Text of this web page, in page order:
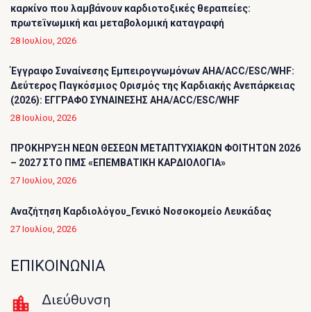
καρκίνο που λαμβάνουν καρδιοτοξικές θεραπείες:
πρωτεϊνωμική και μεταβολομική καταγραφή
28 Ιουλίου, 2026
Έγγραφο Συναίνεσης Εμπειρογνωμόνων AHA/ACC/ESC/WHF:
Δεύτερος Παγκόσμιος Ορισμός της Καρδιακής Ανεπάρκειας
(2026): ΕΓΓΡΑΦΟ ΣΥΝΑΙΝΕΣΗΣ AHA/ACC/ESC/WHF
28 Ιουλίου, 2026
ΠΡΟΚΗΡΥΞΗ ΝΕΩΝ ΘΕΣΕΩΝ ΜΕΤΑΠΤΥΧΙΑΚΩΝ ΦΟΙΤΗΤΩΝ 2026
– 2027 ΣΤΟ ΠΜΣ «ΕΠΕΜΒΑΤΙΚΗ ΚΑΡΔΙΟΛΟΓΙΑ»
27 Ιουλίου, 2026
Αναζήτηση Καρδιολόγου_Γενικό Νοσοκομείο Λευκάδας
27 Ιουλίου, 2026
ΕΠΙΚΟΙΝΩΝΙΑ
Διεύθυνση